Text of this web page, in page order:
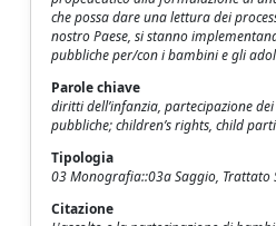
che possa dare una lettura dei
nostro Paese, si stanno
pubbliche per/con i bambini e gli
Parole chiave
diritti dell’infanzia, partecipazione
pubbliche; children’s rights, child
Tipologia
03 Monografia::03a Saggio, Trattato
Citazione